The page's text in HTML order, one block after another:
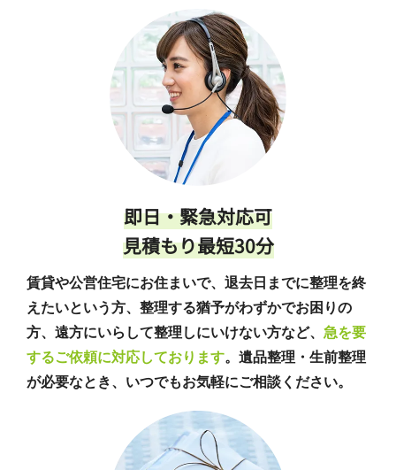
即日・緊急対応可
見積もり最短30分
賃貸や公営住宅にお住まいで、退去日までに整理を終
えたいという方、整理する猶予がわずかでお困りの
方、遠方にいらして整理しにいけない方など、 急を要
するご依頼に対応しております。遺品整理・生前整理
が必要なとき、いつでもお気軽にご相談ください。